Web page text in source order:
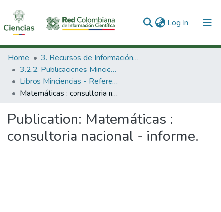
Log In (current)
Communities & Collections
All of DSpace
Statistics
Home
3. Recursos de Información Científica y Tecnológica
3.2.2. Publicaciones Minciencias
Libros Minciencias - Referenciales
Matemáticas : consultoria nacional - informe.
Publication: Matemáticas :
consultoria nacional - informe.